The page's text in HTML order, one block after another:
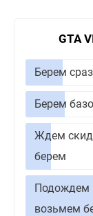
GTA
Берем
Берем
Ждем
берем
Подождем
возьмем